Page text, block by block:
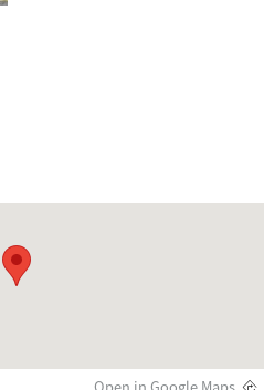
Open in Google Maps